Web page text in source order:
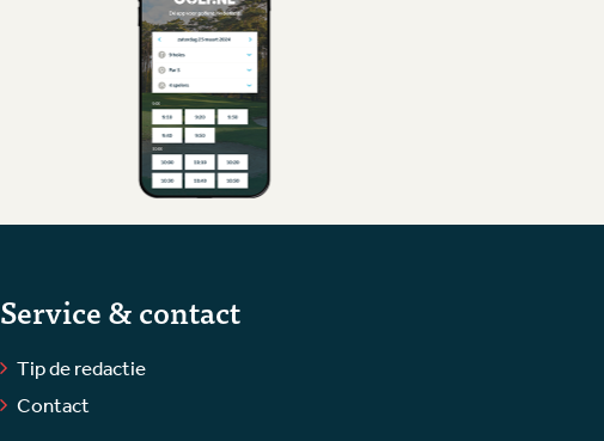
Service & contact
Tip de redactie
Contact